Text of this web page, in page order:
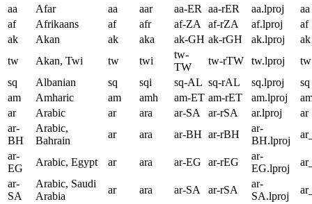
aa
Afar aa aar aa-ER aa-rER aa.lproj
aa
af
Afrikaans af afr af-ZA af-rZA af.lproj
af
ak
Akan ak aka ak-GH ak-rGH ak.lproj
ak
tw
Akan, Twi tw twi
tw-
TW
tw-rTW tw.lproj
tw
sq
Albanian sq sqi sq-AL sq-rAL sq.lproj
sq
am
Amharic am amh am-ET am-rET am.lproj
ar
Arabic ar ara ar-SA ar-rSA ar.lproj
ar
ar-
BH
Arabic,
Bahrain
ar ara ar-BH ar-rBH
ar-
BH.lproj
ar-
EG
Arabic, Egypt ar ara ar-EG ar-rEG
ar-
EG.lproj
ar-
SA
Arabic, Saudi
Arabia
ar ara ar-SA ar-rSA
ar-
SA.lproj